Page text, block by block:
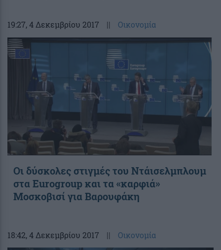
19:27, 4 Δεκεμβρίου 2017 || Οικονομία
Οι δύσκολες στιγμές του Ντάισελμπλουμ
στα Eurogroup και τα «καρφιά»
Μοσκοβισί για Βαρουφάκη
18:42, 4 Δεκεμβρίου 2017 || Οικονομία